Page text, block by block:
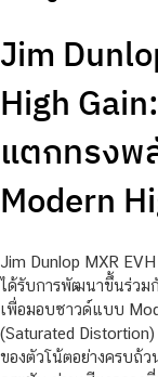
Jim
High
แตกทรงพ
Modern
Jim Dunlop MXR
ได้รับการพัฒนาขึ้นร่วม
เพื่อมอบซาวด์แบบ
(Saturated
ของตัวโน้ตอย่างครบถ้